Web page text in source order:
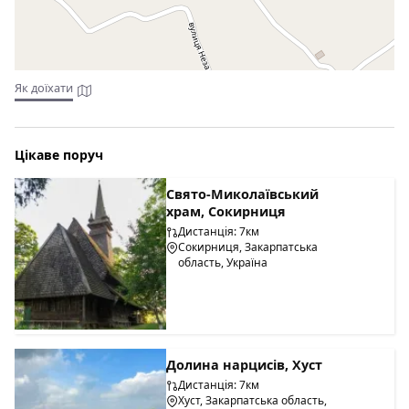
Як доїхати
Цікаве поруч
Свято-Миколаївський
храм, Сокирниця
Дистанція: 7км
Сокирниця, Закарпатська
область, Україна
Долина нарцисів, Хуст
Дистанція: 7км
Хуст, Закарпатська область,